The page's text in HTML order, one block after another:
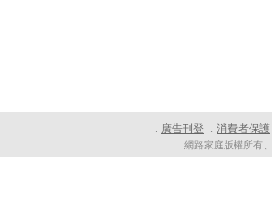
． 廣告刊登 ． 消費者保護
網路家庭版權所有